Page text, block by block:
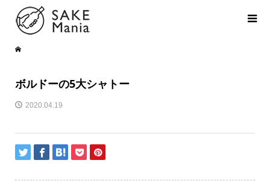
ボルドーの5大シャトー
2020.04.19